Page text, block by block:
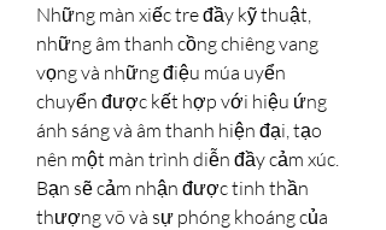
Những màn xiếc tre đầy kỹ thuật,
những âm thanh cồng chiêng vang
vọng và những điệu múa uyển
chuyển được kết hợp với hiệu ứng
ánh sáng và âm thanh hiện đại, tạo
nên một màn trình diễn đầy cảm xúc.
Bạn sẽ cảm nhận được tinh thần
thượng võ và sự phóng khoáng của